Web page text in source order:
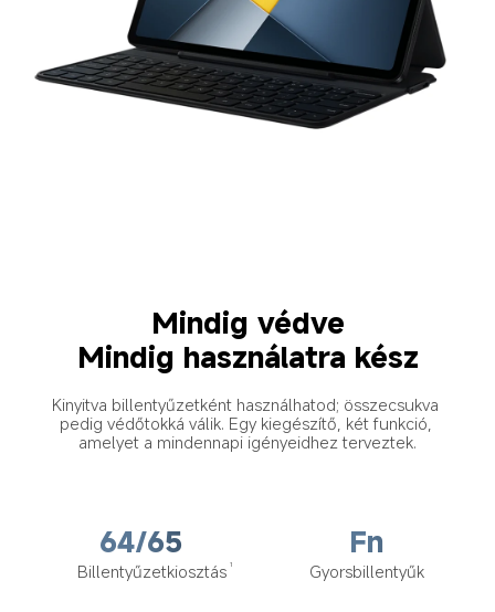
Mindig védve
Mindig használatra kész
Kinyitva billentyűzetként használhatod; összecsukva
pedig védőtokká válik. Egy kiegészítő, két funkció,
amelyet a mindennapi igényeidhez terveztek.
64/65
Billentyűzetkiosztás 1
Fn
Gyorsbillentyűk